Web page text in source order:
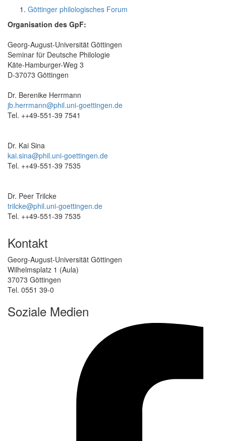
Göttinger philologisches Forum
Organisation des GpF:
Georg-August-Universität Göttingen
Seminar für Deutsche Philologie
Käte-Hamburger-Weg 3
D-37073 Göttingen
Dr. Berenike Herrmann
jb.herrmann@phil.uni-goettingen.de
Tel. ++49-551-39 7541
Dr. Kai Sina
kai.sina@phil.uni-goettingen.de
Tel. ++49-551-39 7535
Dr. Peer Trilcke
trilcke@phil.uni-goettingen.de
Tel. ++49-551-39 7535
Kontakt
Georg-August-Universität Göttingen
Wilhelmsplatz 1 (Aula)
37073 Göttingen
Tel. 0551 39-0
Soziale Medien